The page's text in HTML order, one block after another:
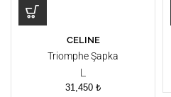
CELINE
Triomphe Şapka
31,450 ₺